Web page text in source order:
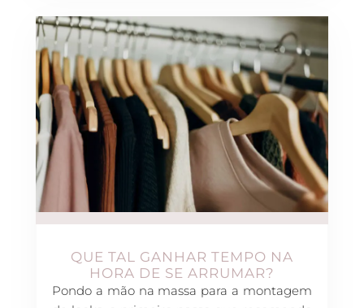
QUE TAL GANHAR TEMPO NA
HORA DE SE ARRUMAR?
Pondo a mão na massa para a montagem